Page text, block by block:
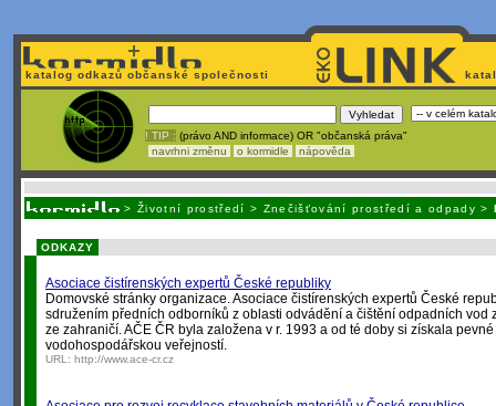
katalog odkazů občanské společnosti
! TIP : (právo AND informace) OR "občanská práva"
navrhni změnu
o kormidle nápověda
> Životní prostředí > Znečišťování prostředí a odpady >
ODKAZY
Asociace čistírenských expertů České republiky
Domovské stránky organizace. Asociace čistírenských expertů České
sdružením předních odborníků z oblasti odvádění a čištění odpadních vod
ze zahraničí. AČE ČR byla založena v r. 1993 a od té doby si získala
vodohospodářskou veřejností.
URL: http://www.ace-cr.cz